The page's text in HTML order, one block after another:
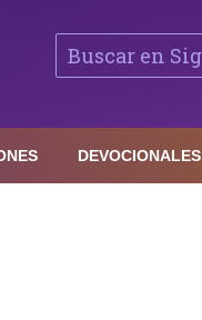
DEVOCIONALES